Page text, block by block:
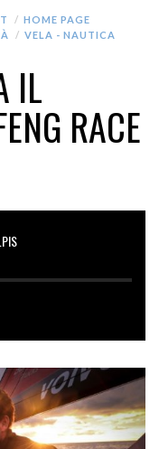
HOME PAGE
VELA - NAUTICA
IL
RACE